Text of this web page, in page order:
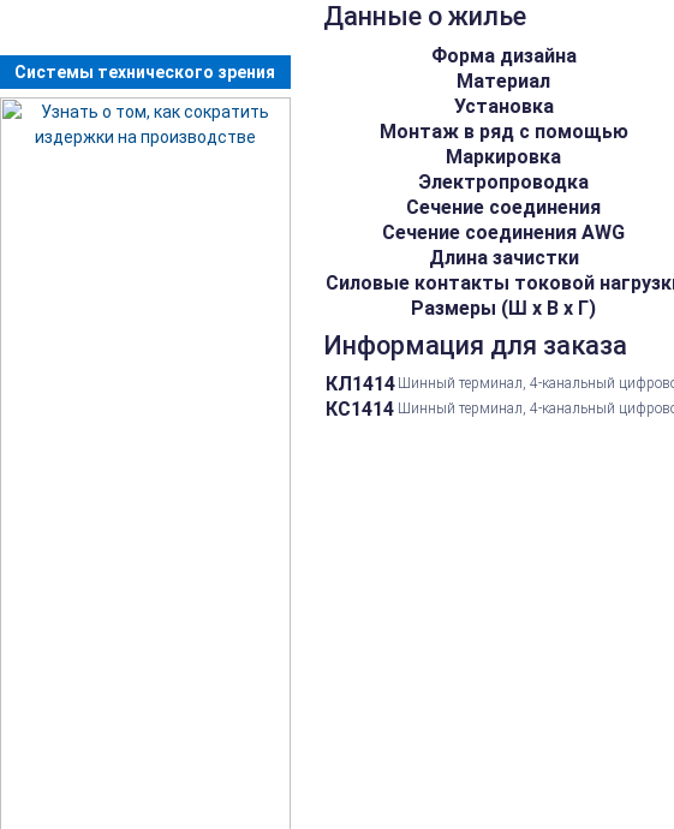
Системы технического зрения
Данные о жилье
Форма дизайна
Материал
Установка
Монтаж в ряд с помощью
Маркировка
Электропроводка
Сечение соединения
Сечение соединения AWG
Длина зачистки
Силовые контакты токовой
Размеры (Ш х В х Г)
Информация для заказа
КЛ1414 Шинный терминал, 4-канальный
КС1414 Шинный терминал, 4-канальный